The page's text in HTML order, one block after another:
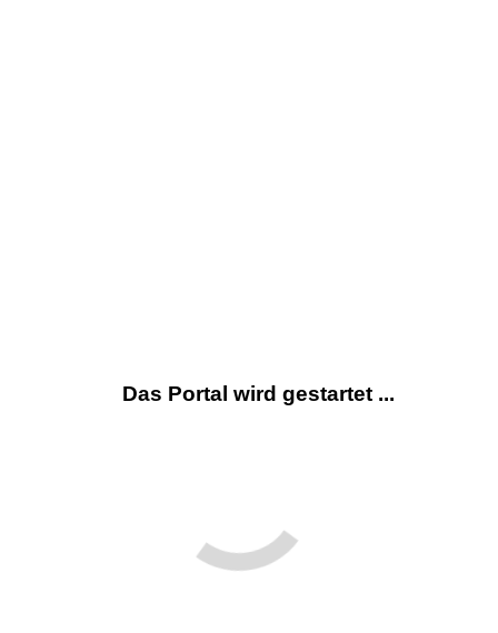
Das Portal wird gestartet ...